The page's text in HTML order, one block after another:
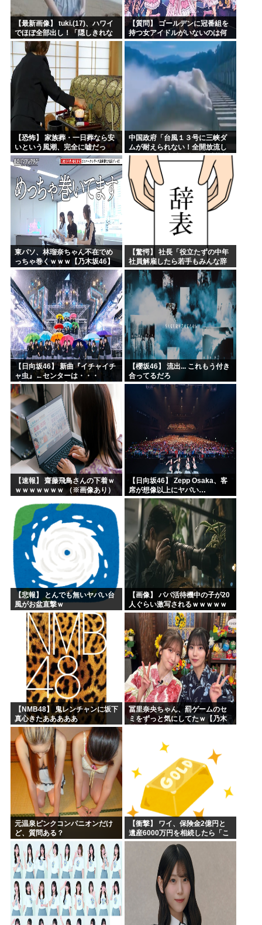
【最新画像】 tuki.(17)、ハワイ
でほぼ全部出し！「隠しきれな
い美貌」とSNSざわつく
【質問】 ゴールデンに冠番組を
持つ女アイドルがいないのは何
故なのか？
【恐怖】 家族葬・一日葬なら安
いという風潮、完全に嘘だっ
た・・・・
中国政府「台風１３号に三峡ダ
ムが耐えられない！全開放流し
ろ！」⇒ 下流域の街が壊滅状態
ｗｗｗｗｗ
東パソ、林瑠奈ちゃん不在でめ
っちゃ巻くｗｗｗ【乃木坂46】
【驚愕】 社長「役立たずの中年
社員解雇したら若手もみんな辞
めてしまった…」
【日向坂46】 新曲『イチャイチ
ャ虫』←センターは・・・
【18thシングル】
【櫻坂46】 流出... これもう付き
合ってるだろ
【速報】 齋藤飛鳥さんの下着ｗ
ｗｗｗｗｗｗｗ （※画像あり）
【日向坂46】 Zepp Osaka、客
席が想像以上にヤバい…
【悲報】 とんでも無いヤバい台
風がお盆直撃ｗ
【画像】 パパ活待機中の子が20
人ぐらい激写されるｗｗｗｗｗ
ｗｗｗｗｗｗ
【NMB48】 鬼レンチャンに坂下
真心きたあああああ
冨里奈央ちゃん、罰ゲームのセ
ミをずっと気にしてたｗ【乃木
元温泉ピンクコンパニオンだけ
ど、質問ある？
【衝撃】 ワイ、保険金2億円と
遺産6000万円を相続したら「こ
う」なった・・・